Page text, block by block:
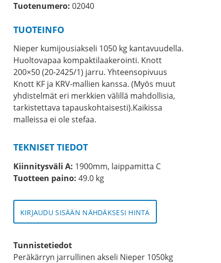
Tuotenumero: 02040
TUOTEINFO
Nieper kumijousiakseli 1050 kg kantavuudella.
Huoltovapaa kompaktilaakerointi. Knott
200×50 (20-2425/1) jarru. Yhteensopivuus
Knott KF ja KRV-mallien kanssa. (Myös muut
yhdistelmät eri merkkien välillä mahdollisia,
tarkistettava tapauskohtaisesti).Kaikissa
malleissa ei ole stefaa.
TEKNISET TIEDOT
Kiinnitysväli A: 1900mm, laippamitta C
Tuotteen paino: 49.0 kg
KIRJAUDU SISÄÄN NÄHDÄKSESI HINTA
Tunnistetiedot
Peräkärryn jarrullinen akseli Nieper 1050kg